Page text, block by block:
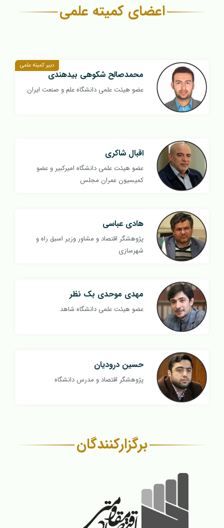
اعضای کمیته علمی
دبیر کمیته علمی
محمدصالح شکوهی بیدهندی
عضو هیئت علمی دانشگاه علم و صنعت ایران
اقبال شاکری
عضو هیئت علمی دانشگاه امیرکبیر و عضو
کمیسیون عمران مجلس
هادی عباسی
پژوهشگر اقتصاد و مشاور وزیر اسبق راه و
شهرسازی
مهدی موحدی بک نظر
عضو هیئت علمی دانشگاه شاهد
حسین درودیان
پژوهشگر اقتصاد و مدرس دانشگاه
برگزار‌کنندگان